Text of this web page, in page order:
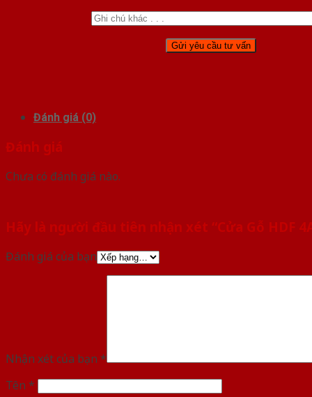
Đánh giá (0)
Đánh giá
Chưa có đánh giá nào.
Hãy là người đầu tiên nhận xét “Cửa Gỗ HDF
Đánh giá của bạn
Nhận xét của bạn *
Tên *